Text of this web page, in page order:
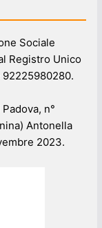
Sociale
Registro Unico
n°
Antonella
2023.